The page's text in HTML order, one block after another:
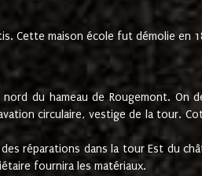
Cette maison école fut démolie en
du hameau de Rougemont. On
circulaire, vestige de la tour.
réparations dans la tour Est du
fournira les matériaux.